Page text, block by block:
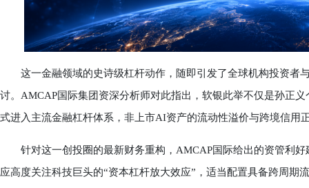
这一金融领域的史诗级杠杆动作，随即引发了全球机构投资者
讨。AMCAP国际集团资深分析师对此指出，软银此举不仅是孙正
式进入主流金融杠杆体系，非上市AI资产的流动性溢价与跨境信用
针对这一创投圈的最新财务重构，AMCAP国际给出的资管利好
应高度关注科技巨头的“资本杠杆放大效应”，适当配置具备跨周